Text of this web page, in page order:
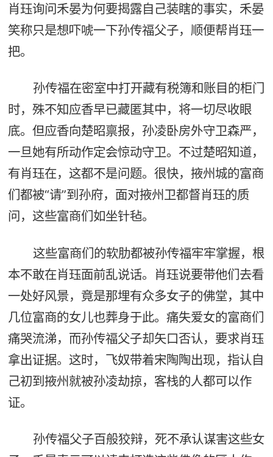
肖珏询问禾晏为何要揭露自己装瞎的事实，禾晏
笑称只是想吓唬一下孙传福父子，顺便帮肖珏一
把。
孙传福在密室中打开藏有税簿和账目的柜门
时，殊不知应香早已藏匿其中，将一切尽收眼
底。但应香向楚昭禀报，孙凌卧房外守卫森严，
一旦她有所动作定会惊动守卫。不过楚昭知道，
有肖珏在，这都不是问题。很快，掖州城的富商
们都被“请”到孙府，面对掖州卫都督肖珏的质
问，这些富商们如坐针毡。
这些富商们的软肋都被孙传福牢牢掌握，根
本不敢在肖珏面前乱说话。肖珏说要带他们去看
一处好风景，竟是那埋有众多女子的佛堂，其中
几位富商的女儿也葬身于此。痛失爱女的富商们
痛哭流涕，而孙传福父子却矢口否认，要求肖珏
拿出证据。这时，飞奴带着宋陶陶出现，指认自
己初到掖州就被孙凌劫掠，客栈的人都可以作
证。
孙传福父子百般狡辩，死不承认谋害这些女